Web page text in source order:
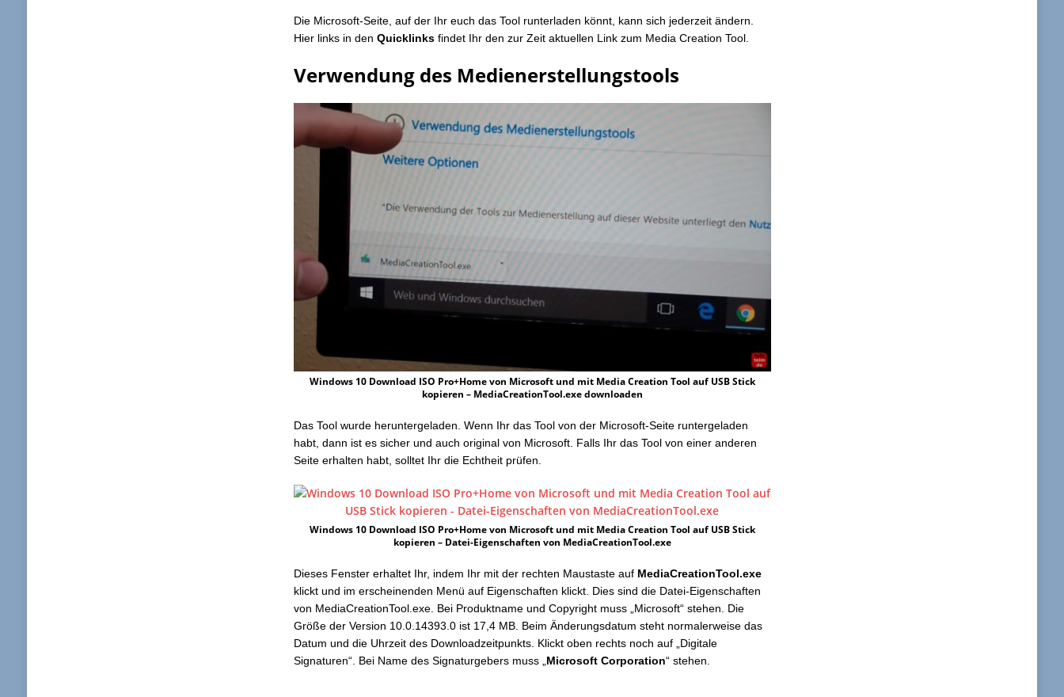
Die Microsoft-Seite, auf der Ihr euch das Tool runterladen könnt, kann sich jederzeit ändern.
Hier links in denQuicklinks findet Ihr den zur Zeit aktuellen Link zum Media Creation Tool.
Verwendung des Medienerstellungstools
Windows 10 Download ISO Pro+Home von Microsoft und mit Media Creation Tool auf USB Stick
kopieren – MediaCreationTool.exe downloaden
Das Tool wurde heruntergeladen. Wenn Ihr das Tool von der Microsoft-Seite runtergeladen
habt, dann ist es sicher und auch original von Microsoft. Falls Ihr das Tool von einer anderen
Seite erhalten habt, solltet Ihr die Echtheit prüfen.
Windows 10 Download ISO Pro+Home von Microsoft und mit Media Creation Tool auf USB Stick
kopieren – Datei-Eigenschaften von MediaCreationTool.exe
Dieses Fenster erhaltet Ihr, indem Ihr mit der rechten Maustaste auf MediaCreationTool.exe
klickt und im erscheinenden Menü auf Eigenschaften klickt. Dies sind die Datei-Eigenschaften
von MediaCreationTool.exe. Bei Produktname und Copyright muss „Microsoft“ stehen. Die
Größe der Version 10.0.14393.0 ist 17,4 MB. Beim Änderungsdatum steht normalerweise das
Datum und die Uhrzeit des Downloadzeitpunkts. Klickt oben rechts noch auf „Digitale
Signaturen“. Bei Name des Signaturgebers muss „ Microsoft Corporation“ stehen.